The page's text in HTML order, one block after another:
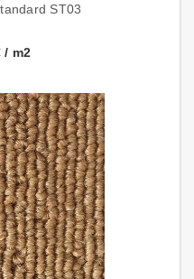
ST03
/ m2